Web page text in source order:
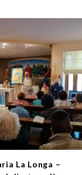
La Longa –